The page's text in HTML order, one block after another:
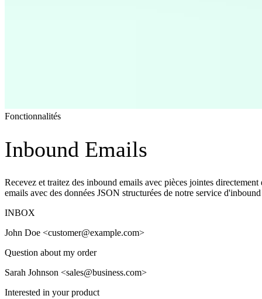
Fonctionnalités
Inbound Emails
Recevez et traitez des inbound emails avec pièces jointes
emails avec des données JSON structurées de notre service
INBOX
John Doe <customer@example.com>
Question about my order
Sarah Johnson <sales@business.com>
Interested in your product